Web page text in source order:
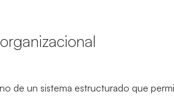
de un sistema estructurado que